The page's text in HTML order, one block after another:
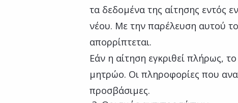
τα δεδομένα της αίτησης εντός
νέου. Με την παρέλευση αυτού
απορρίπτεται.
Εάν η αίτηση εγκριθεί πλήρως,
μητρώο. Οι πληροφορίες που
προσβάσιμες.